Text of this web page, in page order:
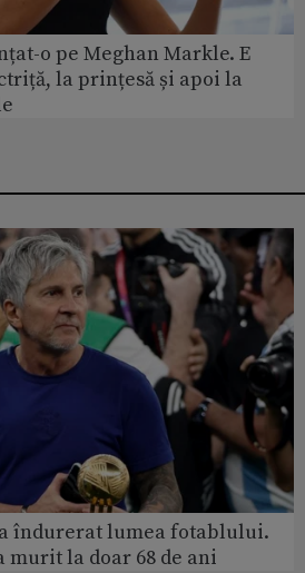
o pe Meghan Markle. E
la prințesă și apoi la
îndurerat lumea fotablului.
murit la doar 68 de ani